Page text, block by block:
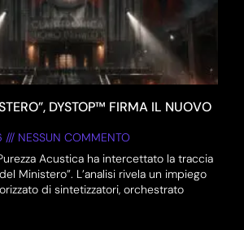
DYSTOP™ FIRMA IL NUOVO
NESSUN COMMENTO
Acustica ha intercettato la traccia
Ministero”. L’analisi rivela un impiego
di sintetizzatori, orchestrato